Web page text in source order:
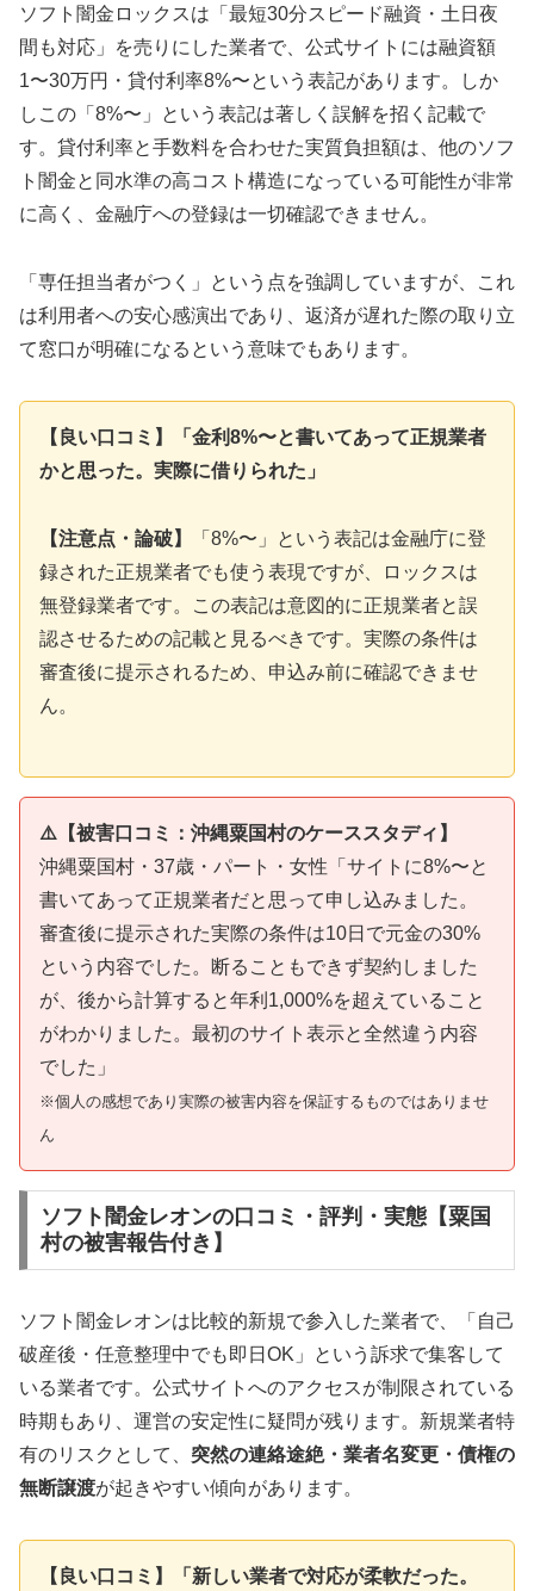
ソフト闇金ロックスは「最短30分スピード融資・土日夜
間も対応」を売りにした業者で、公式サイトには融資額
1〜30万円・貸付利率8%〜という表記があります。しか
しこの「8%〜」という表記は著しく誤解を招く記載で
す。貸付利率と手数料を合わせた実質負担額は、他のソフ
ト闇金と同水準の高コスト構造になっている可能性が非常
に高く、金融庁への登録は一切確認できません。
「専任担当者がつく」という点を強調していますが、これ
は利用者への安心感演出であり、返済が遅れた際の取り立
て窓口が明確になるという意味でもあります。
【良い口コミ】「金利8%〜と書いてあって正規業者
かと思った。実際に借りられた」
【注意点・論破】
「8%〜」という表記は金融庁に登
録された正規業者でも使う表現ですが、ロックスは
無登録業者です。この表記は意図的に正規業者と誤
認させるための記載と見るべきです。実際の条件は
審査後に提示されるため、申込み前に確認できませ
ん。
⚠️【被害口コミ：沖縄粟国村のケーススタディ】
沖縄粟国村・37歳・パート・女性「サイトに8%〜と
書いてあって正規業者だと思って申し込みました。
審査後に提示された実際の条件は10日で元金の30%
という内容でした。断ることもできず契約しました
が、後から計算すると年利1,000%を超えていること
がわかりました。最初のサイト表示と全然違う内容
でした」
※個人の感想であり実際の被害内容を保証するものではありませ
ん
ソフト闇金レオンの口コミ・評判・実態【粟国
村の被害報告付き】
ソフト闇金レオンは比較的新規で参入した業者で、「自己
破産後・任意整理中でも即日OK」という訴求で集客して
いる業者です。公式サイトへのアクセスが制限されている
時期もあり、運営の安定性に疑問が残ります。新規業者特
有のリスクとして、 突然の連絡途絶・業者名変更・債権の
無断譲渡が起きやすい傾向があります。
【良い口コミ】「新しい業者で対応が柔軟だった。